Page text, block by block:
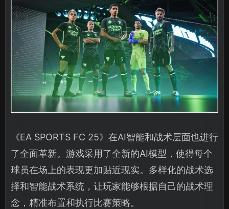
《EA SPORTS FC 25》在AI智能和战术层面也进行
了全面革新。游戏采用了全新的AI模型，使得每个
球员在场上的表现更加贴近现实。多样化的战术选
择和智能战术系统，让玩家能够根据自己的战术理
念，精准布置和执行比赛策略。